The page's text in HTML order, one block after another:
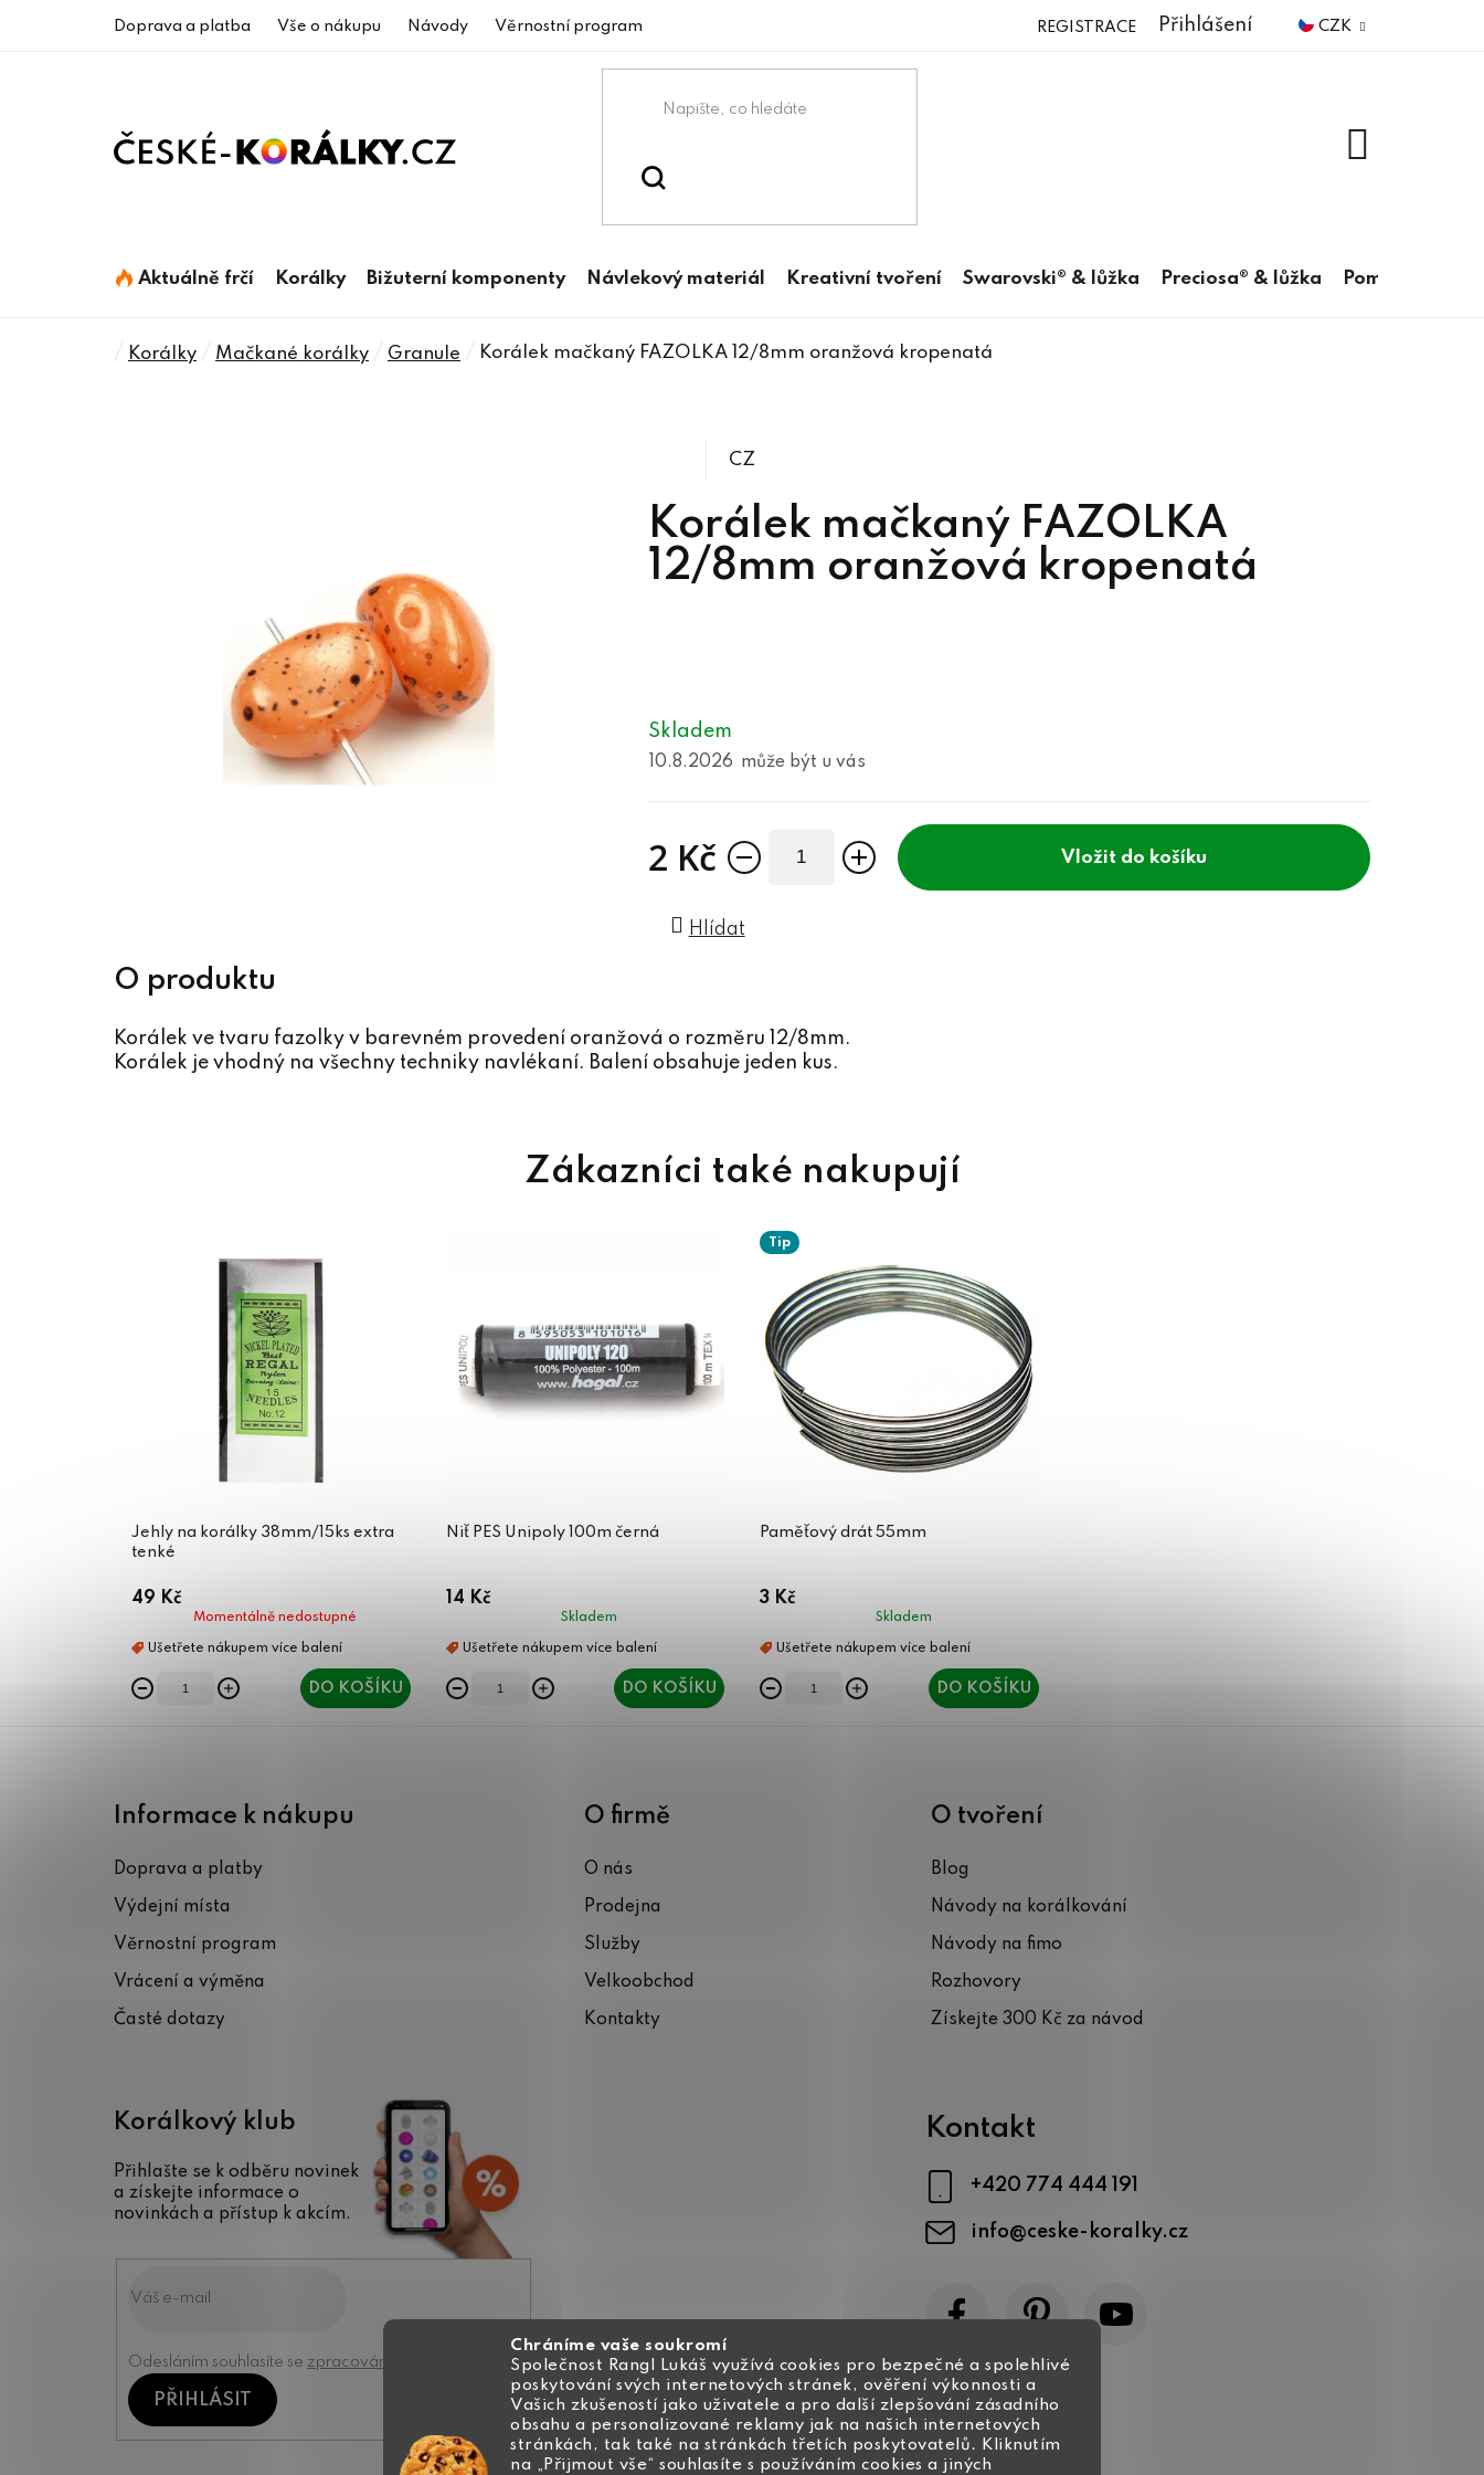
Chráníme vaše soukromí
Společnost Rangl Lukáš využívá cookies pro bezpečné a spolehlivé
poskytování svých internetových stránek, ověření výkonnosti a
Vašich zkušeností jako uživatele a pro další zlepšování zásadního
obsahu a personalizované reklamy jak na našich internetových
stránkách, tak také na stránkách třetích poskytovatelů. Kliknutím
na „Přijmout vše“ souhlasíte s používáním cookies a jiných
Doprava a platba Vše o nákupu Návody Věrnostní program CZK
Přihlášení
REGISTRACE
Aktuálně frčí Korálky Bižuterní komponenty Návlekový materiál Kreativní tvoření Swarovski® & lůžka Preciosa® & lůžka Pomůcky
Domů
Korálky Mačkané korálky Granule Korálek mačkaný FAZOLKA 12/8mm oranžová kropenatá
Korálek mačkaný FAZOLKA
12/8mm oranžová kropenatá
CZ
Skladem
10.8.2026
2 Kč do košíku
Hlídat
Korálek ve tvaru fazolky v barevném provedení oranžová o rozměru 12/8mm.
Korálek je vhodný na všechny techniky navlékaní. Balení obsahuje jeden kus.
Jehly na korálky 38mm/15ks extra
tenké
49 Kč
Momentálně nedostupné
DO KOŠÍKU
Niť PES Unipoly 100m černá
14 Kč
Skladem
DO KOŠÍKU
Tip
Paměťový drát 55mm
3 Kč
Skladem
DO KOŠÍKU
Informace k nákupu
Doprava a platby
Výdejní místa
Věrnostní program
Vrácení a výměna
Časté dotazy
O firmě
O nás
Prodejna
Služby
Velkoobchod
Kontakty
O tvoření
Blog
Návody na korálkování
Návody na fimo
Rozhovory
Získejte 300 Kč za návod
Korálkový klub
Přihlašte se k odběru novinek
a získejte informace o
novinkách a přístup k akcím.
Odesláním souhlasíte se zpracováním osobních údajů
PŘIHLÁSIT
Kontakt
info@ceske-koralky.cz
+420 774 444 191